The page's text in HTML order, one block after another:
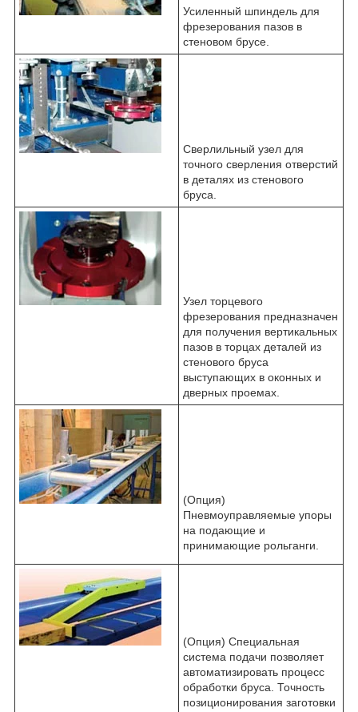
Усиленный шпиндель для
фрезерования пазов в
стеновом брусе.
Сверлильный узел для
точного сверления отверстий
в деталях из стенового
бруса.
Узел торцевого
фрезерования предназначен
для получения вертикальных
пазов в торцах деталей из
стенового бруса
выступающих в оконных и
дверных проемах.
(Опция)
Пневмоуправляемые упоры
на подающие и
принимающие рольганги.
(Опция) Специальная
система подачи позволяет
автоматизировать процесс
обработки бруса. Точность
позиционирования заготовки